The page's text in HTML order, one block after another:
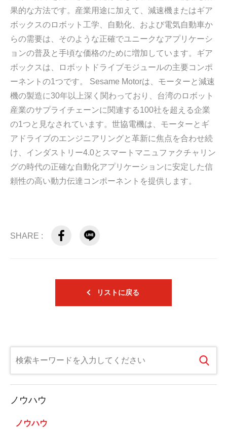
果的な方法です。産業用途に加えて、減速機またはギア
ボックスのロボット工学、自動化、および電気自動車か
らの需要は、そのような正確でユニークなアプリケーシ
ョンの普及と手頃な価格のために増加しています。ギア
ボックスは、ロボットドライブモジュールの主要コンポ
ーネントの1つです。 Sesame Motorは、モーターと減速
機の製造に30年以上深く関わっており、台湾のロボット
産業のサプライチェーンに関連する100社を超える企業
の1つと見なされています。世協電機は、モーターとギ
アドライブのエンジニアリングと革新に焦点を合わせ続
け、インダストリー4.0とスマートマニュファクチャリン
グの時代の正確な自動化アプリケーションに安定した信
頼性の高い動力伝達コンポーネントを提供します。
SHARE :
リストに戻る
ノウハウ
ノウハウ